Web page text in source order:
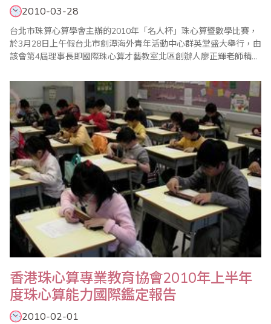
2010-03-28
台北市珠算心算學會主辦的2010年「名人杯」珠心算暨數學比賽，
於3月28日上午假台北市劍潭海外青年活動中心群英堂盛大舉行，由
該會第4屆理事長即國際珠心算才藝教室北區創辦人廖正輝老師精心
本屆比賽打破傳統，不將數學成績納入珠心算總分，而是將珠心算
及數學獨立合計，分別敘獎，頗能增加該科目之專業性，實屬創
舉。比賽自八時起進行，組別區分為七組..
香港珠心算專業教育協會2010年上半年
度珠心算能力國際鑑定報告
2010-02-01